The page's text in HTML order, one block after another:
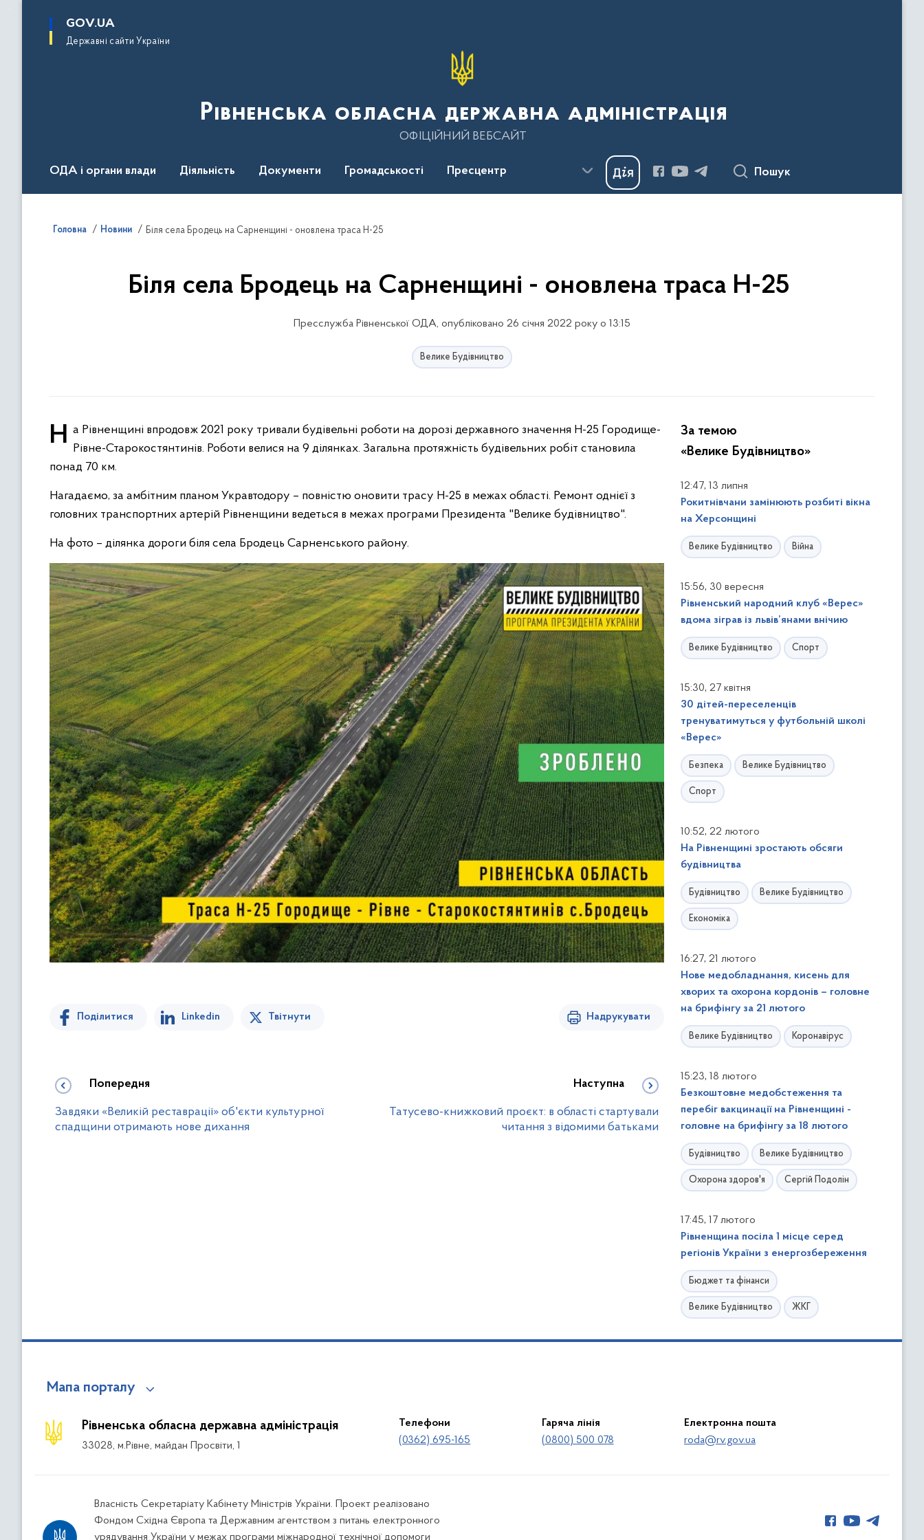
основного
GOV.UA
Державні сайти України
Рівненська обласна державна адміністрація
ОФІЦІЙНИЙ ВЕБСАЙТ
ОДА і органи влади Діяльність Документи Громадськості Пресцентр Пошук
Головна Новини Біля села Бродець на Сарненщині - оновлена траса Н-25
Біля села Бродець на Сарненщині - оновлена траса Н-25
Пресслужба Рівненської ОДА, опубліковано 26 січня 2022 року о 13:15
Велике Будівництво
На Рівненщині впродовж 2021 року тривали будівельні роботи на дорозі державного значення Н-25 Городище- Рівне-Старокостянтинів. Роботи велися на 9 ділянках. Загальна протяжність будівельних робіт становила
понад 70 км.
Нагадаємо, за амбітним планом Укравтодору – повністю оновити трасу Н-25 в межах області. Ремонт однієї з
головних транспортних артерій Рівненщини ведеться в межах програми Президента "Велике будівництво".
На фото – ділянка дороги біля села Бродець Сарненського району.
Поділитися Linkedin Твітнути Надрукувати
Попередня
Завдяки «Великій реставрації» об'єкти культурної
спадщини отримають нове дихання
Наступна
Татусево-книжковий проєкт: в області стартували
читання з відомими батьками
За темою
«Велике Будівництво»
12:47, 13 липня
Рокитнівчани замінюють розбиті вікна
на Херсонщині
Велике Будівництво Війна
15:56, 30 вересня
Рівненський народний клуб «Верес»
вдома зіграв із львів’янами внічию
Велике Будівництво Спорт
15:30, 27 квітня
30 дітей-переселенців
тренуватимуться у футбольній школі
«Верес»
Безпека Велике Будівництво
Спорт
10:52, 22 лютого
На Рівненщині зростають обсяги
будівництва
Будівництво Велике Будівництво
Економіка
16:27, 21 лютого
Нове медобладнання, кисень для
хворих та охорона кордонів – головне
на брифінгу за 21 лютого
Велике Будівництво Коронавірус
15:23, 18 лютого
Безкоштовне медобстеження та
перебіг вакцинації на Рівненщині -
головне на брифінгу за 18 лютого
Будівництво Велике Будівництво
Охорона здоров'я Сергій Подолін
17:45, 17 лютого
Рівненщина посіла 1 місце серед
регіонів України з енергозбереження
Бюджет та фінанси
Велике Будівництво ЖКГ
Мапа порталу
Рівненська обласна державна адміністрація
33028, м.Рівне, майдан Просвіти, 1
Телефони
(0362) 695-165
Гаряча лінія
(0800) 500 078
Електронна пошта
roda@rv.gov.ua
Власність Секретаріату Кабінету Міністрів України. Проект реалізовано
Фондом Східна Європа та Державним агентством з питань електронного
урядування України у межах програми міжнародної технічної допомоги